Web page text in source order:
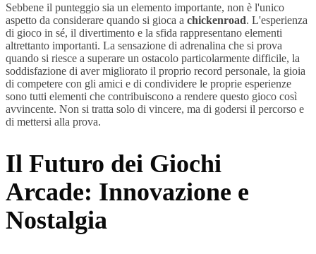
Sebbene il punteggio sia un elemento importante, non è l'unico
aspetto da considerare quando si gioca a chickenroad. L'esperienza
di gioco in sé, il divertimento e la sfida rappresentano elementi
altrettanto importanti. La sensazione di adrenalina che si prova
quando si riesce a superare un ostacolo particolarmente difficile, la
soddisfazione di aver migliorato il proprio record personale, la gioia
di competere con gli amici e di condividere le proprie esperienze
sono tutti elementi che contribuiscono a rendere questo gioco così
avvincente. Non si tratta solo di vincere, ma di godersi il percorso e
di mettersi alla prova.
Il Futuro dei Giochi
Arcade: Innovazione e
Nostalgia